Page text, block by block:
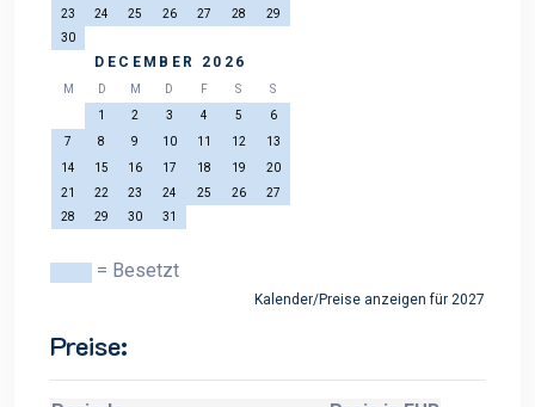
23
24 25 26 27 28
29
30
DECEMBER 2026
M D M D F S
S
1
2 3 4 5
6
7
8 9 10 11 12
13
14
15 16 17 18 19
20
21
22 23 24 25 26
27
28
29 30 31
= Besetzt
Kalender/Preise anzeigen für 2027
Preise: